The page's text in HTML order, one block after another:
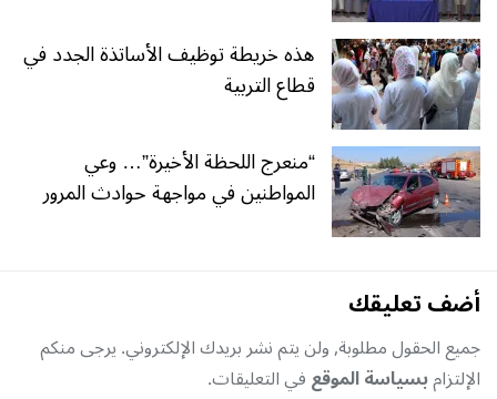
هذه خريطة توظيف الأساتذة الجدد في
قطاع التربية
“منعرج اللحظة الأخيرة”… وعي
المواطنين في مواجهة حوادث المرور
أضف تعليقك
جميع الحقول مطلوبة, ولن يتم نشر بريدك الإلكتروني. يرجى منكم
الإلتزامبسياسة الموقعفي التعليقات.